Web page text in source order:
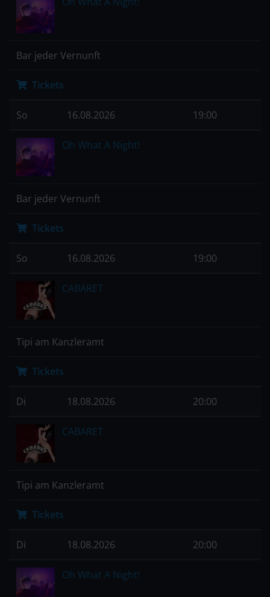
Bar jeder Vernunft
Tickets
So 16.08.2026 19:00
Oh What A Night!
Bar jeder Vernunft
Tickets
So 16.08.2026 19:00
CABARET
Tipi am Kanzleramt
Tickets
Di 18.08.2026 20:00
CABARET
Tipi am Kanzleramt
Tickets
Di 18.08.2026 20:00
Oh What A Night!